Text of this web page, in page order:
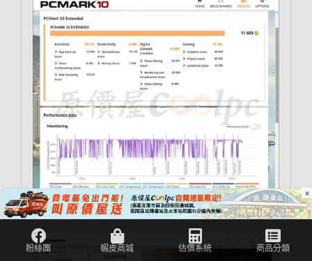
PCMARK 10 Extended 分數 11605。
×